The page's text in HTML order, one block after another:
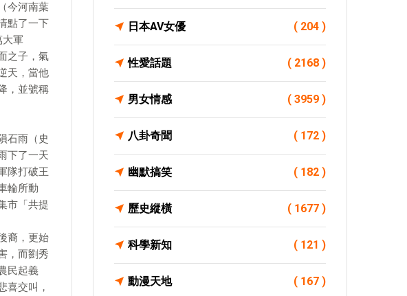
今河南葉
點了一下
軍
之子，氣
天，當他
，並號稱
石雨（史
下了一天
隊打破王
輪所動
市「共提
裔，更始
，而劉秀
民起義
喜交叫，
日本AV女優 ( 204 )
性愛話題 ( 2168 )
男女情感 ( 3959 )
八卦奇聞 ( 172 )
幽默搞笑 ( 182 )
歷史縱橫 ( 1677 )
科學新知 ( 121 )
動漫天地 ( 167 )